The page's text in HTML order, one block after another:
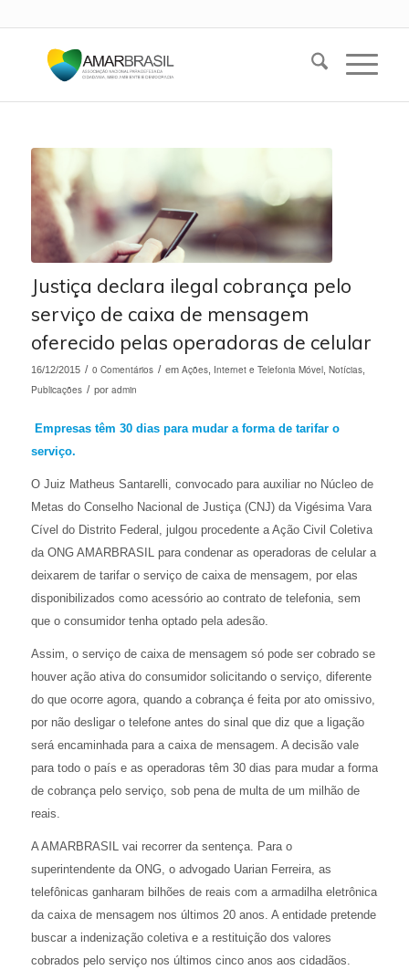
Justiça declara ilegal cobrança pelo
serviço de caixa de mensagem
oferecido pelas operadoras de celular
16/12/2015 / 0 Comentários / em Ações, Internet e Telefonia Móvel, Notícias,
Publicações / por admin
Empresas têm 30 dias para mudar a forma de tarifar o
serviço.
O Juiz Matheus Santarelli, convocado para auxiliar no Núcleo de
Metas do Conselho Nacional de Justiça (CNJ) da Vigésima Vara
Cível do Distrito Federal, julgou procedente a Ação Civil Coletiva
da ONG AMARBRASIL para condenar as operadoras de celular a
deixarem de tarifar o serviço de caixa de mensagem, por elas
disponibilizados como acessório ao contrato de telefonia, sem
que o consumidor tenha optado pela adesão.
Assim, o serviço de caixa de mensagem só pode ser cobrado se
houver ação ativa do consumidor solicitando o serviço, diferente
do que ocorre agora, quando a cobrança é feita por ato omissivo,
por não desligar o telefone antes do sinal que diz que a ligação
será encaminhada para a caixa de mensagem. A decisão vale
para todo o país e as operadoras têm 30 dias para mudar a forma
de cobrança pelo serviço, sob pena de multa de um milhão de
reais.
A AMARBRASIL vai recorrer da sentença. Para o
superintendente da ONG, o advogado Uarian Ferreira, as
telefônicas ganharam bilhões de reais com a armadilha eletrônica
da caixa de mensagem nos últimos 20 anos. A entidade pretende
buscar a indenização coletiva e a restituição dos valores
cobrados pelo serviço nos últimos cinco anos aos cidadãos.